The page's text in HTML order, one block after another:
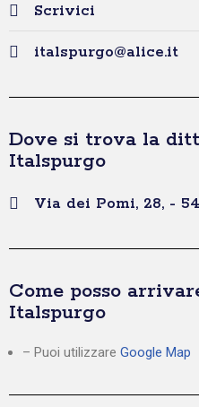
Scrivici
italspurgo@alice.it
Dove si trova la
Italspurgo
Via dei Pomi, 28, -
Come posso
Italspurgo
– Puoi utilizzare Google Map